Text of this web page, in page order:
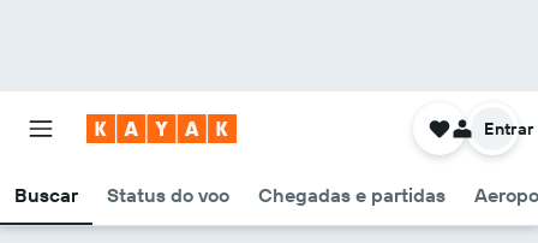
Buscar Status do voo Chegadas e partidas
Entrar